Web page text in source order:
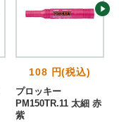
108 円(税込)
プロッキー
PM150TR.11 太細 赤
紫